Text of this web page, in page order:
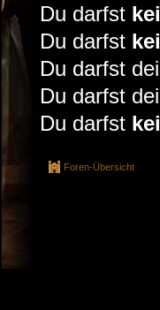
Du darfst
Du darfst
Du darfst
Du darfst
Du darfst
Foren-Übersicht